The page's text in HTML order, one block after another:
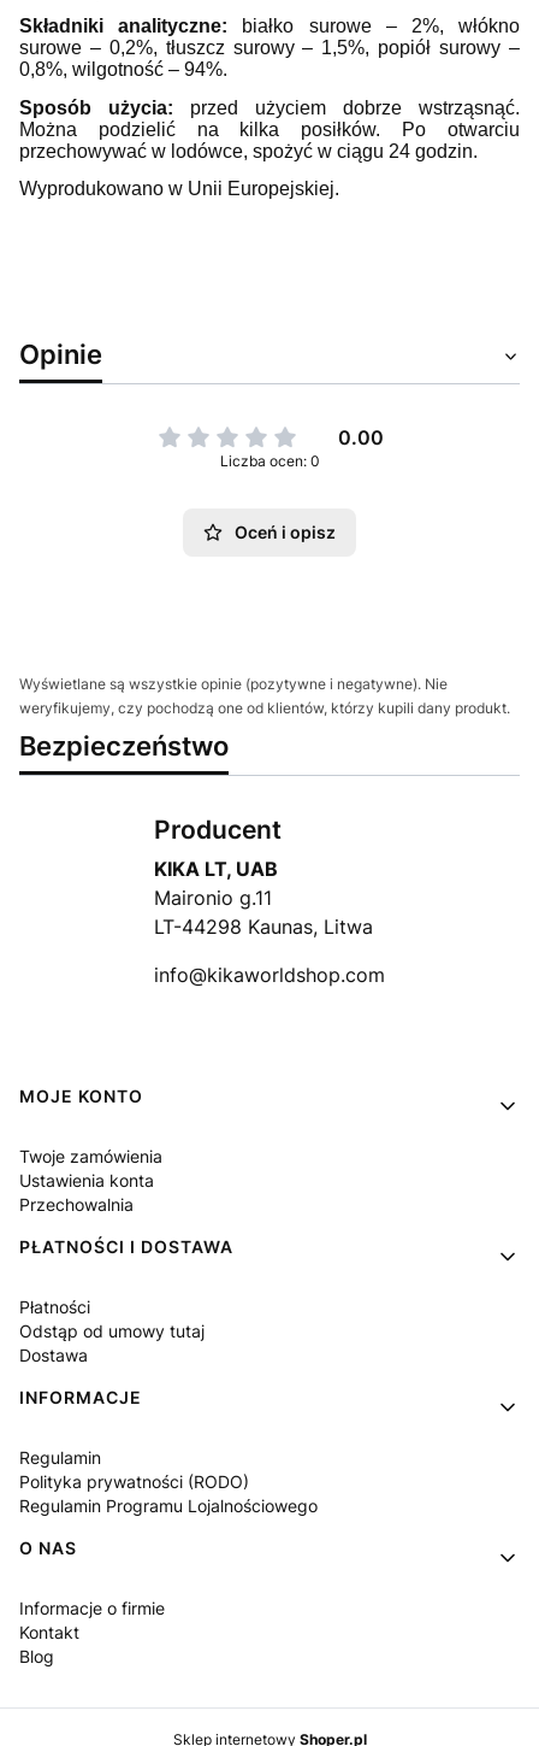
Składniki analityczne: białko surowe – 2%, włókno
surowe – 0,2%, tłuszcz surowy – 1,5%, popiół surowy –
0,8%, wilgotność – 94%.
Sposób użycia: przed użyciem dobrze wstrząsnąć.
Można podzielić na kilka posiłków. Po otwarciu
przechowywać w lodówce, spożyć w ciągu 24 godzin.
Wyprodukowano w Unii Europejskiej.
Opinie
0.00
Liczba ocen: 0
Oceń i opisz
Wyświetlane są wszystkie opinie (pozytywne i negatywne). Nie
weryfikujemy, czy pochodzą one od klientów, którzy kupili dany produkt.
Bezpieczeństwo
Producent
KIKA LT, UAB
Maironio g.11
LT-44298 Kaunas, Litwa
info@kikaworldshop.com
Linki w stopce
MOJE KONTO
Twoje zamówienia
Ustawienia konta
Przechowalnia
PŁATNOŚCI I DOSTAWA
Płatności
Odstąp od umowy tutaj
Dostawa
INFORMACJE
Regulamin
Polityka prywatności (RODO)
Regulamin Programu Lojalnościowego
O NAS
Informacje o firmie
Kontakt
Blog
Sklep internetowy Shoper.pl